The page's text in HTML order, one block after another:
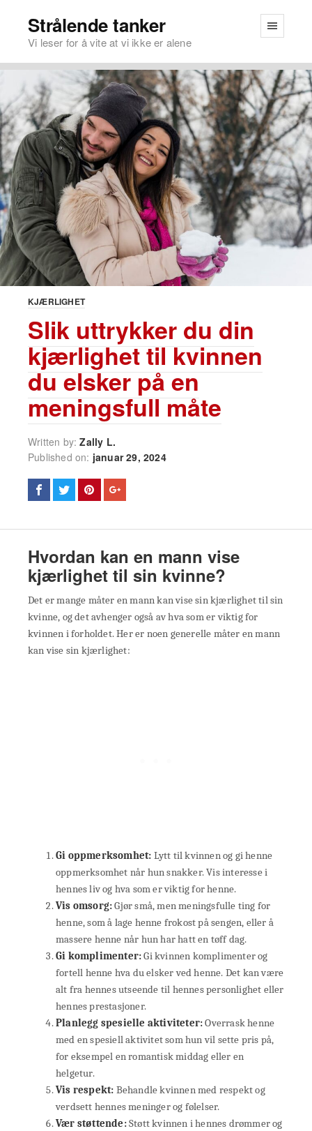
Strålende tanker
Vi leser for å vite at vi ikke er alene
KJÆRLIGHET
Slik uttrykker du din
kjærlighet til kvinnen
du elsker på en
meningsfull måte
Written by:Zally L.
Published on: januar 29, 2024
Hvordan kan en mann vise
kjærlighet til sin kvinne?
Det er mange måter en mann kan vise sin kjærlighet til sin
kvinne, og det avhenger også av hva som er viktig for
kvinnen i forholdet. Her er noen generelle måter en mann
kan vise sin kjærlighet:
Gi oppmerksomhet: Lytt til kvinnen og gi henne
oppmerksomhet når hun snakker. Vis interesse i
hennes liv og hva som er viktig for henne.
Vis omsorg:Gjør små, men meningsfulle ting for
henne, som å lage henne frokost på sengen, eller å
massere henne når hun har hatt en tøff dag.
Gi komplimenter:Gi kvinnen komplimenter og
fortell henne hva du elsker ved henne. Det kan være
alt fra hennes utseende til hennes personlighet eller
hennes prestasjoner.
Planlegg spesielle aktiviteter:Overrask henne
med en spesiell aktivitet som hun vil sette pris på,
for eksempel en romantisk middag eller en
helgetur.
Vis respekt: Behandle kvinnen med respekt og
verdsett hennes meninger og følelser.
Vær støttende:Støtt kvinnen i hennes drømmer og